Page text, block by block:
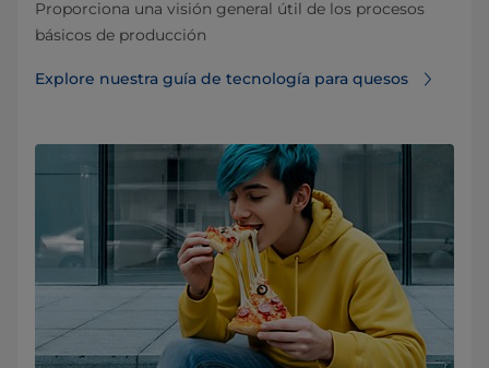
Proporciona una visión general útil de los procesos
básicos de producción
Explore nuestra guía de tecnología para quesos